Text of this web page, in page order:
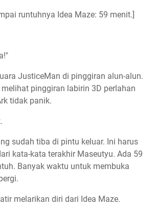
runtuhnya Idea Maze: 59 menit.]
JusticeMan di pinggiran alun-alun.
pinggiran labirin 3D perlahan
tidak panik.
sudah tiba di pintu keluar. Ini harus
kata-kata terakhir Maseutyu. Ada 59
Banyak waktu untuk membuka
melarikan diri dari Idea Maze.